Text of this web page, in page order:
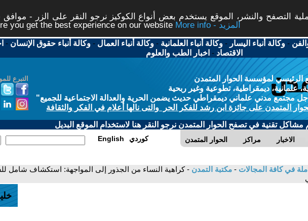
التصفح والنشر، الموقع يستخدم بعض أنواع الكوكيز نرجو النقر على الزر -
you get the best experience on our website
More info - المزيد
-وكالة أنباء اليسار -وكالة أنباء العلمانية -وكالة أنباء العمال -وكالة أنباء حقوق الإنسان -
الاقتصاد - اخبار الطب والعلوم
التبرع
الرئيسي لمؤسسة الحوار المتمدن
علمانية، ديمقراطية، تطوعية وغير ربحية
مجتمع مدني علماني ديمقراطي حديث يضمن الحرية والعدالة الاجتماعية للجميع"
المتمدن على جائزة ابن رشد للفكر الحر والتى نالها أعلام في الفكر والثقافة
مشاكل تقنية في تصفح الحوار المتمدن نرجو النقر هنا لاستخدام الموقع البديل
الحوار المتمدن مراكز الاخبار English كوردي
في كافة المجالات - مكتبة التمدن - كراهية النساء من الجذور إلى المواجهة: استكشاف شامل